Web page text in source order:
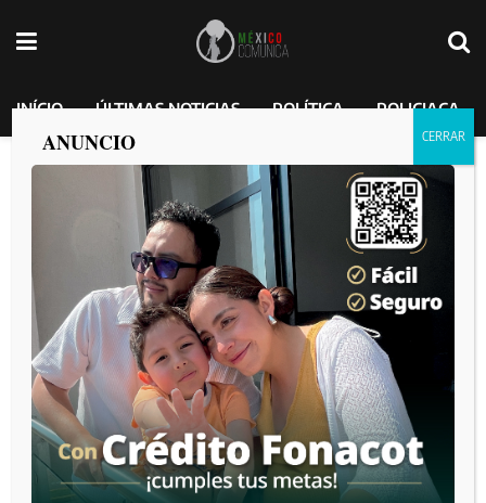
INÍCIO ÚLTIMAS NOTICIAS POLÍTICA POLICIACA
Cae banda de asaltantes tras balear a
hombre que se resistió a un robo
por MEXICO COMUNICA 2025-03-22
ANUNCIO